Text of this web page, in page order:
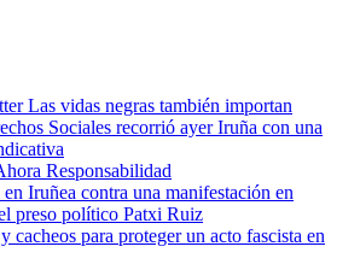
Las vidas negras también importan
Sociales recorrió ayer Iruña con una
Responsabilidad
Iruñea contra una manifestación en
preso político Patxi Ruiz
cacheos para proteger un acto fascista en